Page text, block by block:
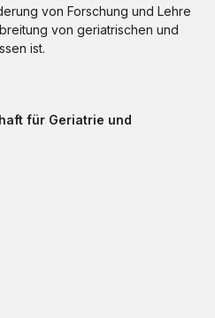
von Forschung und Lehre
von geriatrischen und
ist.
für Geriatrie und